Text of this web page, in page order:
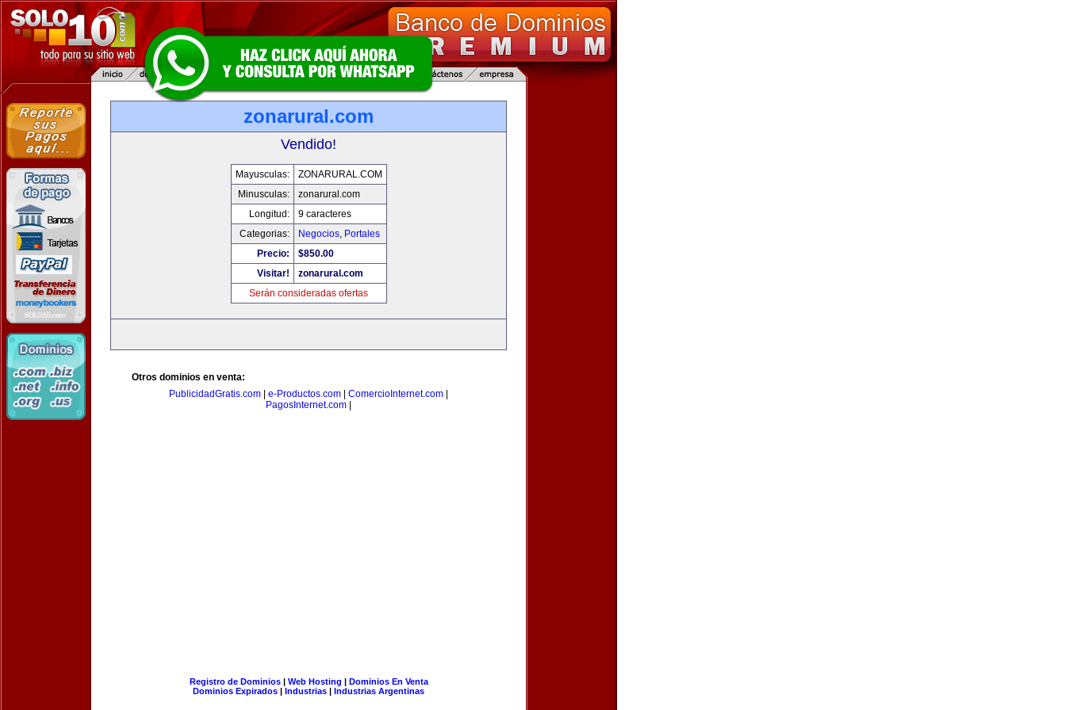
zonarural.com
Vendido!
Mayusculas:
ZONARURAL.COM
Minusculas:
zonarural.com
Longitud:
9 caracteres
Categorias:
Negocios, Portales
Precio:
$850.00
Visitar!
zonarural.com
Serán consideradas ofertas
Otros dominios en venta:
PublicidadGratis.com
e-Productos.com ComercioInternet.com
PagosInternet.com
Registro de Dominios| Web Hosting | Dominios En Venta
Dominios Expirados | Industrias | Industrias Argentinas